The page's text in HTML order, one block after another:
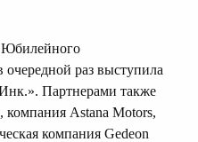
Юбилейного
раз выступила
Партнерами также
компания Astana Motors,
компания Gedeon